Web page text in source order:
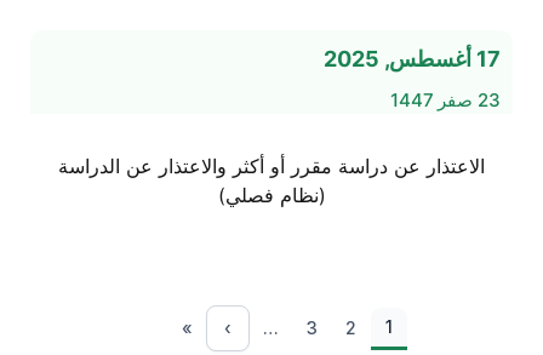
17 أغسطس, 2025
23 صفر 1447
الاعتذار عن دراسة مقرر أو أكثر والاعتذار عن الدراسة
(نظام فصلي)
1
2
3
…
›الصفحة التالية
»الصفحة الاخيرة